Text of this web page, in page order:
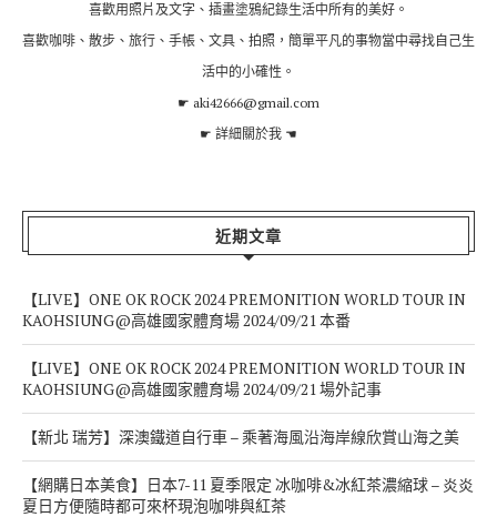
喜歡用照片及文字、插畫塗鴉紀錄生活中所有的美好。
喜歡咖啡、散步、旅行、手帳、文具、拍照，簡單平凡的事物當中尋找自己生
活中的小確性。
☛ aki42666@gmail.com
☛ 詳細關於我 ☚
近期文章
【LIVE】ONE OK ROCK 2024 PREMONITION WORLD TOUR IN
KAOHSIUNG@高雄國家體育場 2024/09/21 本番
【LIVE】ONE OK ROCK 2024 PREMONITION WORLD TOUR IN
KAOHSIUNG@高雄國家體育場 2024/09/21 場外記事
【新北 瑞芳】深澳鐵道自行車 – 乘著海風沿海岸線欣賞山海之美
【網購日本美食】日本7-11 夏季限定 冰咖啡&冰紅茶濃縮球 – 炎炎
夏日方便隨時都可來杯現泡咖啡與紅茶